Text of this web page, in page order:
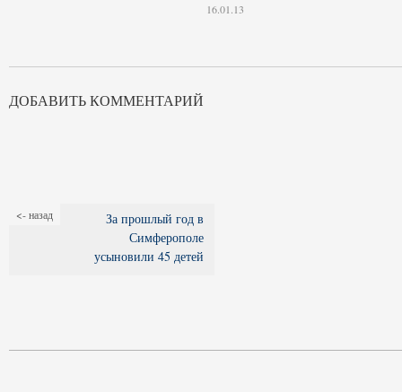
16.01.13
ДОБАВИТЬ КОММЕНТАРИЙ
<- назад
За прошлый год в
Симферополе
усыновили 45 детей